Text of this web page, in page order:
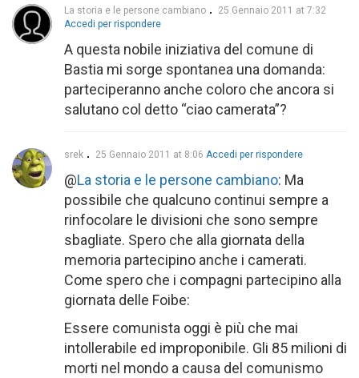
La storia e le persone cambiano
25 Gennaio 2011 at 7:32
Accedi per rispondere
A questa nobile iniziativa del comune di
Bastia mi sorge spontanea una domanda:
parteciperanno anche coloro che ancora si
salutano col detto “ciao camerata”?
srek 25 Gennaio 2011 at 8:06 Accedi per rispondere
@La storia e le persone cambiano: Ma
possibile che qualcuno continui sempre a
rinfocolare le divisioni che sono sempre
sbagliate. Spero che alla giornata della
memoria partecipino anche i camerati.
Come spero che i compagni partecipino alla
giornata delle Foibe:
Essere comunista oggi è più che mai
intollerabile ed improponibile. Gli 85 milioni di
morti nel mondo a causa del comunismo